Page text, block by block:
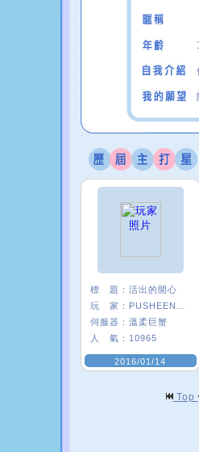
標 題： 活出的開心
玩 家：
伺服器： 溫柔巨蟹
人 氣： 10965
2016/01/14
Top